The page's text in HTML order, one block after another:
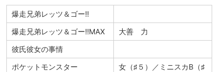
爆走兄弟レッツ＆ゴー!!
爆走兄弟レッツ＆ゴー!!MAX
大善 力
彼氏彼女の事情
ポケットモンスター
女（♯５）／ミニスカB（♯